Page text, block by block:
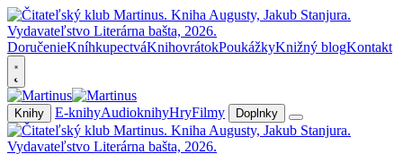
DoručenieKníhkupectváKnihovrátokPoukážkyKnižný blogKontakt
Knihy E-knihyAudioknihyHryFilmy Doplnky